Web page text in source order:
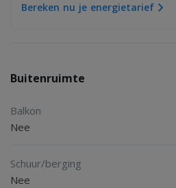
Bereken nu je energietarief
Buitenruimte
Balkon
Nee
Schuur/berging
Nee